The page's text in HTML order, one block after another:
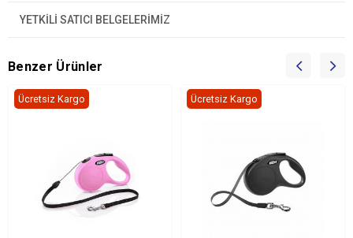
YETKİLİ SATICI BELGELERİMİZ
Benzer Ürünler
Ücretsiz Kargo Ücretsiz Kargo